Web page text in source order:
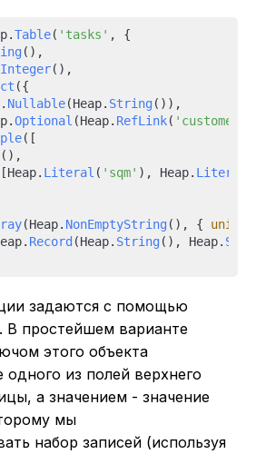
Table( 'tasks' , {
(),
Integer(),
({
Nullable(Heap. String ()),
Optional (Heap. RefLink( 'customers'
([
(),
Literal ( 'sqm' ), Heap. Literal
(Heap. NonEmptyString (), {
Record (Heap. String (), Heap.
задаются с помощью
В простейшем варианте
этого объекта
одного из полей верхнего
а значением - значение
мы
набор записей (используя